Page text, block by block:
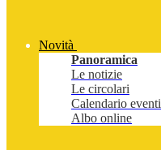
Novità
Panoramica
Le notizie
Le circolari
Calendario eventi
Albo online